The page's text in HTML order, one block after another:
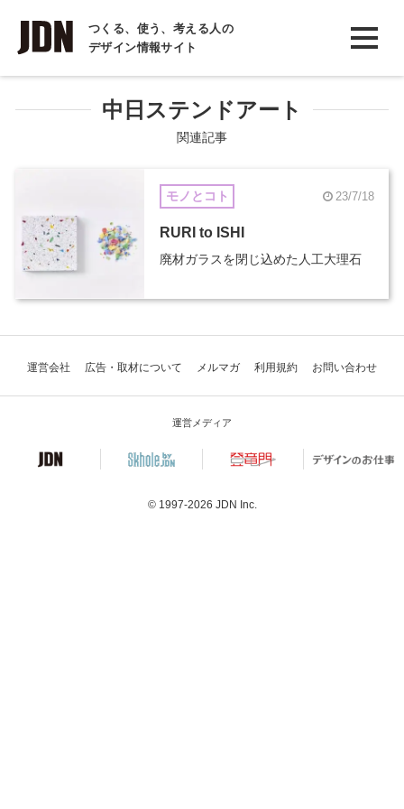
つくる、使う、考える人の
デザイン情報サイト
INTERVIEW
インタビュー
REPORT中日ステンドアート
関連記事
モノとコト 23/7/18
RURI to ISHI
廃材ガラスを閉じ込めた人工大理石
運営会社 広告・取材について メルマガ 利用規約 お問い合わせ
運営メディア
© 1997-2026 JDN Inc.